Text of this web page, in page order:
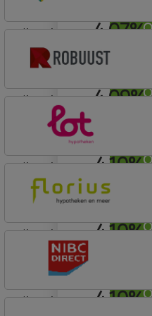
4,07%
lineair
4,09%
Budget (Incl. Korting)
lineair
4,10%
Robuust Hypotheken
lineair
4,10%
Lot Hypotheken
lineair
4,10%
Florius
Profijt drie + drie
lineair